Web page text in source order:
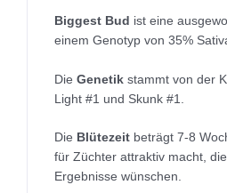
Biggest Bud ist eine
einem Genotyp von 35%
Die Genetik stammt von der
Light #1 und Skunk #1.
Die Blütezeit beträgt 7-8
für Züchter attraktiv macht,
Ergebnisse wünschen.